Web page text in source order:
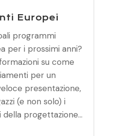
Europei
programmi
per i prossimi anni?
su come
per un
presentazione,
(e non solo) i
progettazione...